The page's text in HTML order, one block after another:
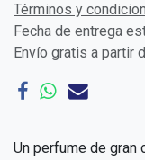
Términos y
Fecha de entrega
Envío gratis a partir
Un perfume de gran